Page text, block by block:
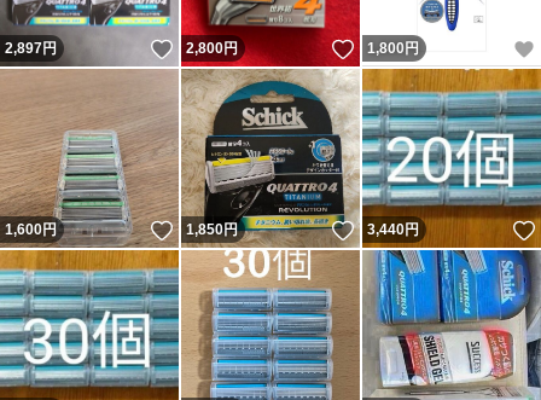
2,897円 いいね！
2,800円 いいね！
1,800 円
1,600円 いいね！
1,850円 いいね！
3,440円